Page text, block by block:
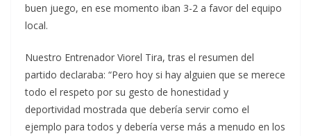
buen juego, en ese momento iban 3-2 a favor del equipo
local.
Nuestro Entrenador Viorel Tira, tras el resumen del
partido declaraba: “Pero hoy si hay alguien que se merece
todo el respeto por su gesto de honestidad y
deportividad mostrada que debería servir como el
ejemplo para todos y debería verse más a menudo en los